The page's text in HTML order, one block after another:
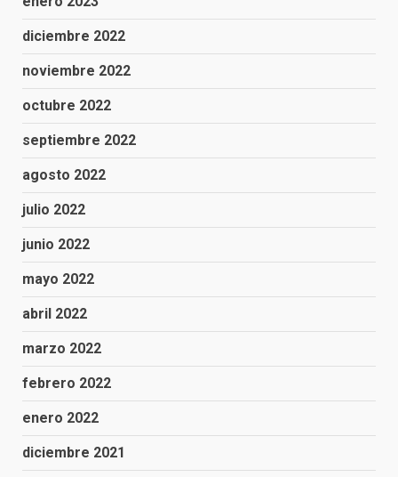
diciembre 2022
noviembre 2022
octubre 2022
septiembre 2022
agosto 2022
julio 2022
junio 2022
mayo 2022
abril 2022
marzo 2022
febrero 2022
enero 2022
diciembre 2021